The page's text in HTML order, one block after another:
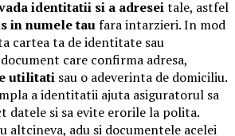
identitatii si a adreseitale, astfel
in numele taufara intarzieri. In mod
cartea ta de identitate sau
care confirma adresa,
utilitati sau o adeverinta de domiciliu.
a identitatii ajuta asiguratorul sa
datele si sa evite erorile la polita.
altcineva, adu si documentele acelei